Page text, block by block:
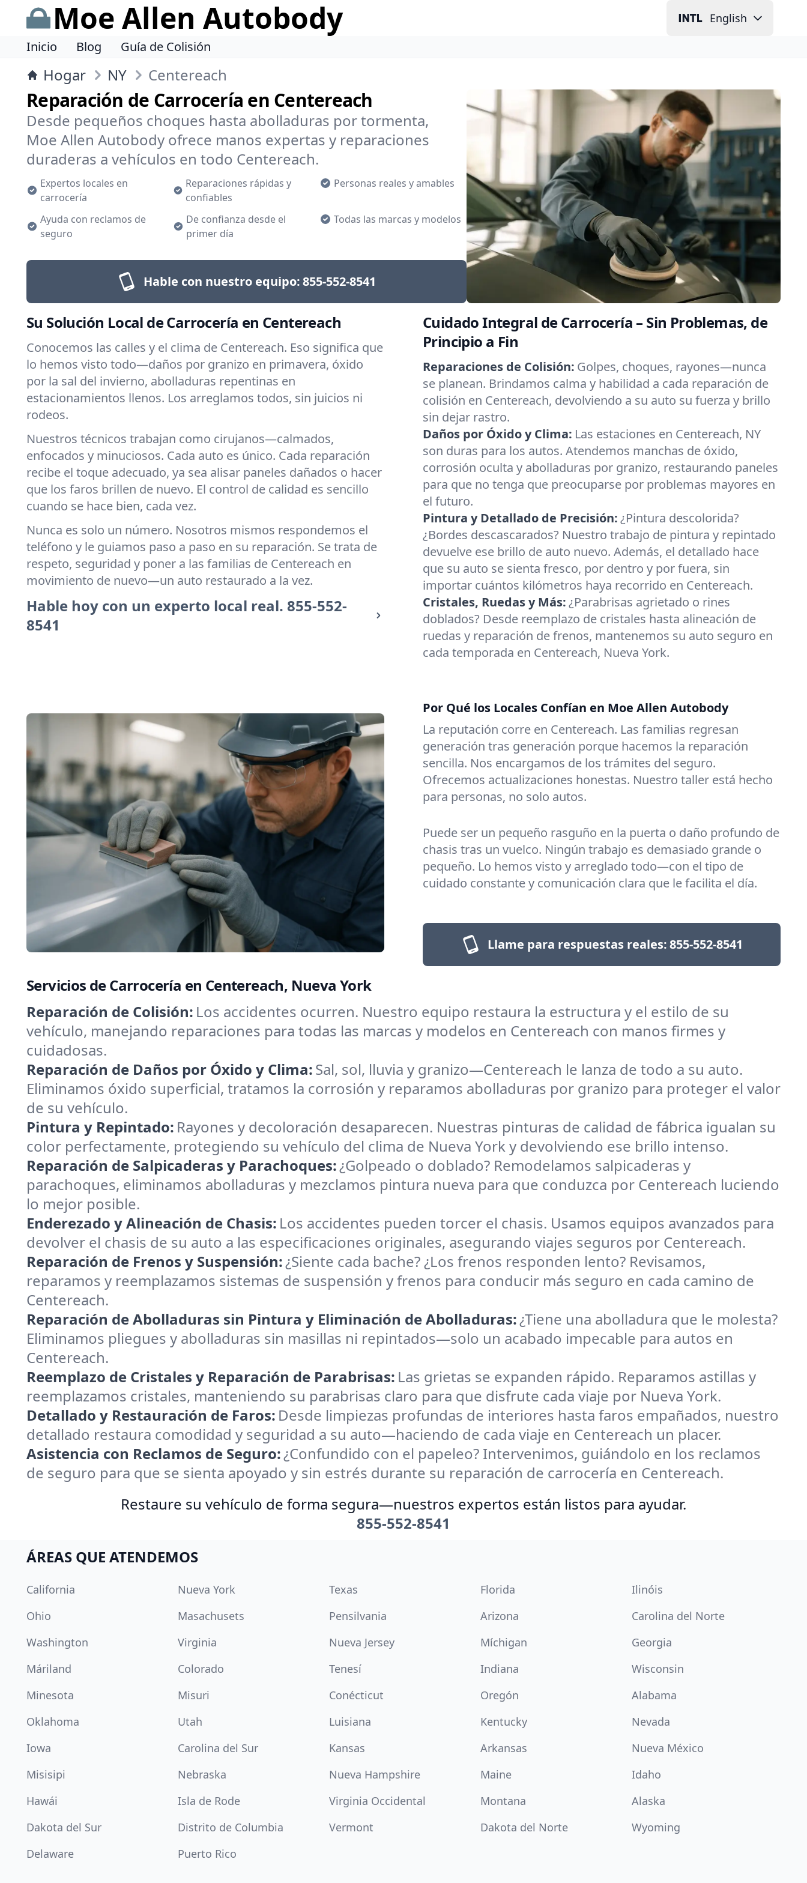
Moe Allen Autobody English
Inicio Blog Guía de Colisión
Hogar NY Centereach
Reparación de Carrocería en Centereach
Desde pequeños choques hasta abolladuras por tormenta,
Moe Allen Autobody ofrece manos expertas y reparaciones
duraderas a vehículos en todo Centereach.
Expertos locales en
carrocería
Reparaciones rápidas y
confiables
Personas reales y amables
Ayuda con reclamos de
seguro
De confianza desde el
primer día
Todas las marcas y modelos
Hable con nuestro equipo:855-552-8541
Su Solución Local de Carrocería en Centereach
Conocemos las calles y el clima de Centereach. Eso significa que
lo hemos visto todo—daños por granizo en primavera, óxido
por la sal del invierno, abolladuras repentinas en
estacionamientos llenos. Los arreglamos todos, sin juicios ni
rodeos.
Nuestros técnicos trabajan como cirujanos—calmados,
enfocados y minuciosos. Cada auto es único. Cada reparación
recibe el toque adecuado, ya sea alisar paneles dañados o hacer
que los faros brillen de nuevo. El control de calidad es sencillo
cuando se hace bien, cada vez.
Nunca es solo un número. Nosotros mismos respondemos el
teléfono y le guiamos paso a paso en su reparación. Se trata de
respeto, seguridad y poner a las familias de Centereach en
movimiento de nuevo—un auto restaurado a la vez.
Hable hoy con un experto local real. 855-552-
8541
Cuidado Integral de Carrocería – Sin Problemas, de
Principio a Fin
Reparaciones de Colisión: Golpes, choques, rayones—nunca
se planean. Brindamos calma y habilidad a cada reparación de
colisión en Centereach, devolviendo a su auto su fuerza y brillo
sin dejar rastro.
Daños por Óxido y Clima: Las estaciones en Centereach, NY
son duras para los autos. Atendemos manchas de óxido,
corrosión oculta y abolladuras por granizo, restaurando paneles
para que no tenga que preocuparse por problemas mayores en
el futuro.
Pintura y Detallado de Precisión:¿Pintura descolorida?
¿Bordes descascarados? Nuestro trabajo de pintura y repintado
devuelve ese brillo de auto nuevo. Además, el detallado hace
que su auto se sienta fresco, por dentro y por fuera, sin
importar cuántos kilómetros haya recorrido en Centereach.
Cristales, Ruedas y Más:¿Parabrisas agrietado o rines
doblados? Desde reemplazo de cristales hasta alineación de
ruedas y reparación de frenos, mantenemos su auto seguro en
cada temporada en Centereach, Nueva York.
Por Qué los Locales Confían en Moe Allen Autobody
La reputación corre en Centereach. Las familias regresan
generación tras generación porque hacemos la reparación
sencilla. Nos encargamos de los trámites del seguro.
Ofrecemos actualizaciones honestas. Nuestro taller está hecho
para personas, no solo autos.
Puede ser un pequeño rasguño en la puerta o daño profundo de
chasis tras un vuelco. Ningún trabajo es demasiado grande o
pequeño. Lo hemos visto y arreglado todo—con el tipo de
cuidado constante y comunicación clara que le facilita el día.
Llame para respuestas reales:855-552-8541
Servicios de Carrocería en Centereach, Nueva York
Reparación de Colisión: Los accidentes ocurren. Nuestro equipo restaura la estructura y el estilo de su
vehículo, manejando reparaciones para todas las marcas y modelos en Centereach con manos firmes y
cuidadosas.
Reparación de Daños por Óxido y Clima:Sal, sol, lluvia y granizo—Centereach le lanza de todo a su auto.
Eliminamos óxido superficial, tratamos la corrosión y reparamos abolladuras por granizo para proteger el valor
de su vehículo.
Pintura y Repintado: Rayones y decoloración desaparecen. Nuestras pinturas de calidad de fábrica igualan su
color perfectamente, protegiendo su vehículo del clima de Nueva York y devolviendo ese brillo intenso.
Reparación de Salpicaderas y Parachoques:¿Golpeado o doblado? Remodelamos salpicaderas y
parachoques, eliminamos abolladuras y mezclamos pintura nueva para que conduzca por Centereach luciendo
lo mejor posible.
Enderezado y Alineación de Chasis: Los accidentes pueden torcer el chasis. Usamos equipos avanzados para
devolver el chasis de su auto a las especificaciones originales, asegurando viajes seguros por Centereach.
Reparación de Frenos y Suspensión:¿Siente cada bache? ¿Los frenos responden lento? Revisamos,
reparamos y reemplazamos sistemas de suspensión y frenos para conducir más seguro en cada camino de
Centereach.
Reparación de Abolladuras sin Pintura y Eliminación de Abolladuras:¿Tiene una abolladura que le molesta?
Eliminamos pliegues y abolladuras sin masillas ni repintados—solo un acabado impecable para autos en
Centereach.
Reemplazo de Cristales y Reparación de Parabrisas: Las grietas se expanden rápido. Reparamos astillas y
reemplazamos cristales, manteniendo su parabrisas claro para que disfrute cada viaje por Nueva York.
Detallado y Restauración de Faros: Desde limpiezas profundas de interiores hasta faros empañados, nuestro
detallado restaura comodidad y seguridad a su auto—haciendo de cada viaje en Centereach un placer.
Asistencia con Reclamos de Seguro:¿Confundido con el papeleo? Intervenimos, guiándolo en los reclamos
de seguro para que se sienta apoyado y sin estrés durante su reparación de carrocería en Centereach.
Restaure su vehículo de forma segura—nuestros expertos están listos para ayudar.
855-552-8541
ÁREAS QUE ATENDEMOS
California Nueva York Texas Florida
Ilinóis
Ohio
Masachusets Pensilvania Arizona
Carolina del Norte
Washington
Virginia Nueva Jersey Míchigan
Georgia
Máriland
Colorado Tenesí Indiana
Wisconsin
Minesota
Misuri Conécticut Oregón
Alabama
Oklahoma
Utah Luisiana Kentucky
Nevada
Iowa
Carolina del Sur Kansas Arkansas
Nueva México
Misisipi
Nebraska Nueva Hampshire Maine
Idaho
Hawái
Isla de Rode Virginia Occidental Montana
Alaska
Dakota del Sur
Distrito de Columbia Vermont Dakota del Norte
Wyoming
Delaware
Puerto Rico